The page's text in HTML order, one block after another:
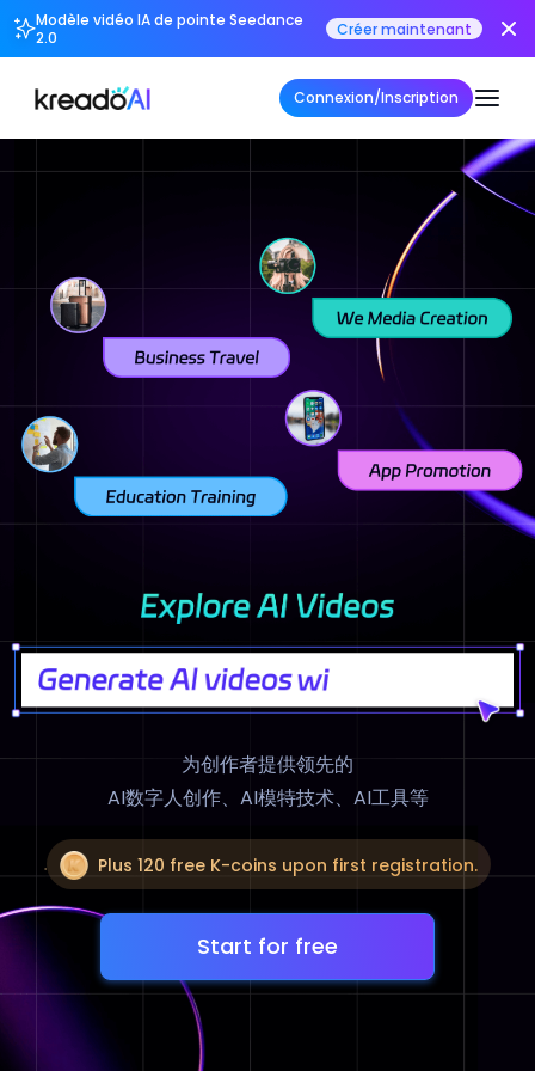
Modèle vidéo IA de pointe Seedance
2.0
Créer maintenant
Connexion/Inscription
为创作者提供领先的
AI数字人创作、AI模特技术、AI工具等
Plus 120 free K-coins upon first registration.
Start for free